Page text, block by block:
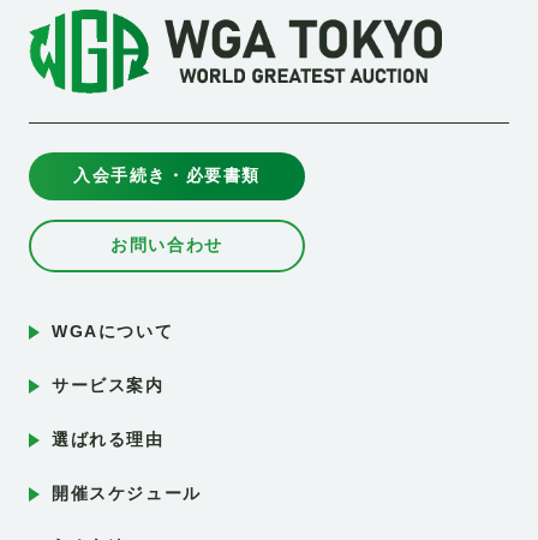
入会手続き・必要書類
お問い合わせ
WGAについて
サービス案内
選ばれる理由
開催スケジュール